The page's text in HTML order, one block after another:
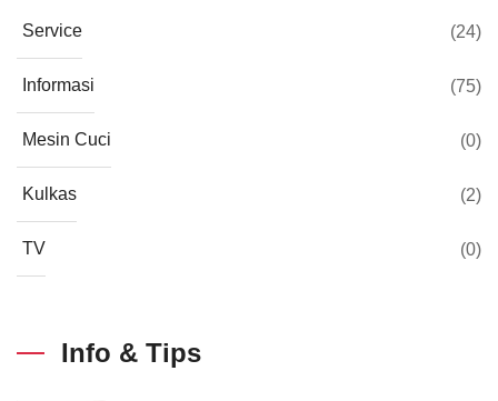
Service (24)
Informasi (75)
Mesin Cuci (0)
Kulkas (2)
TV (0)
Info & Tips